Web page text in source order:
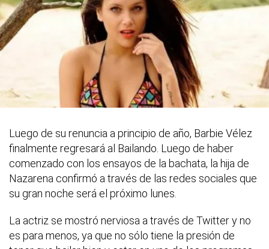
Luego de su renuncia a principio de año, Barbie Vélez
finalmente regresará al Bailando. Luego de haber
comenzado con los ensayos de la bachata, la hija de
Nazarena confirmó a través de las redes sociales que
su gran noche será el próximo lunes.
La actriz se mostró nerviosa a través de Twitter y no
es para menos, ya que no sólo tiene la presión de